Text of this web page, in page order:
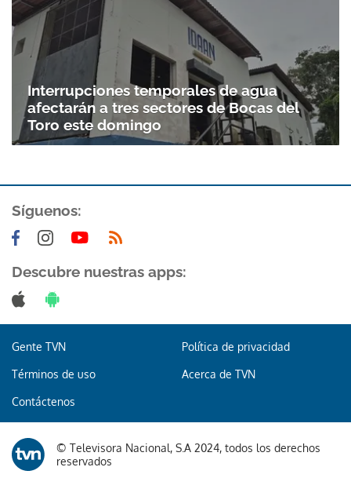
Interrupciones temporales de agua
afectarán a tres sectores de Bocas del
Toro este domingo
Síguenos:
Descubre nuestras apps:
Gente TVN Política de privacidad
Términos de uso Acerca de TVN
Contáctenos
© Televisora Nacional, S.A 2024, todos los derechos
reservados